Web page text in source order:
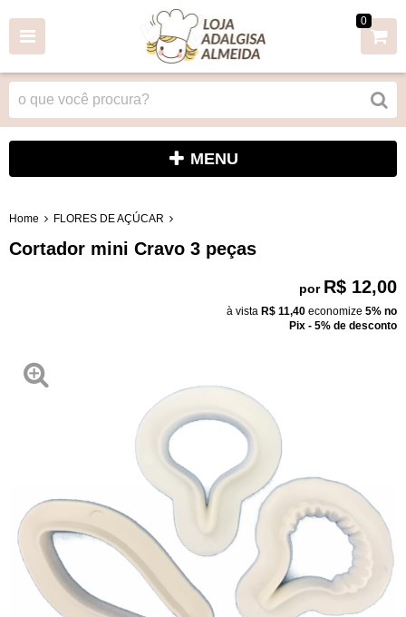
0
MENU
Home FLORES DE AÇÚCAR
Cortador mini Cravo 3 peças
por R$ 12,00
à vista R$ 11,40 economize 5% no
Pix - 5% de desconto